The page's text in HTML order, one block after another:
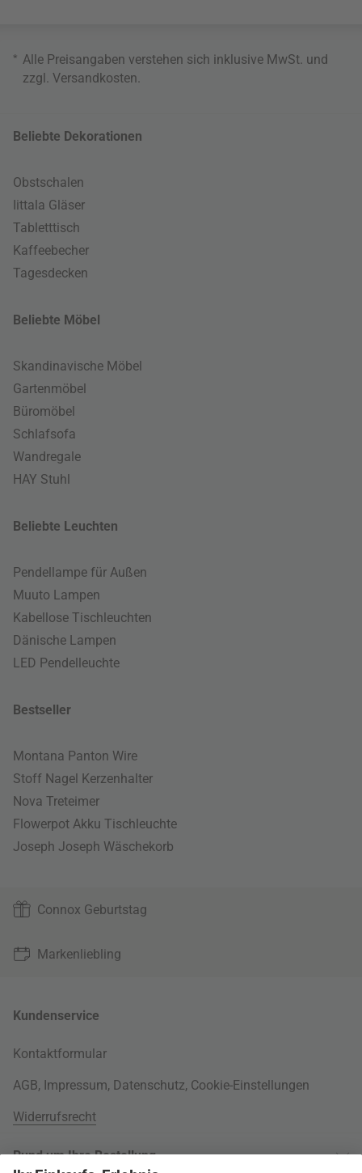
* Alle Preisangaben verstehen sich inklusive MwSt. und
zzgl. Versandkosten.
Beliebte Dekorationen
Obstschalen
Iittala Gläser
Tabletttisch
Kaffeebecher
Tagesdecken
Beliebte Möbel
Skandinavische Möbel
Gartenmöbel
Büromöbel
Schlafsofa
Wandregale
HAY Stuhl
Beliebte Leuchten
Pendellampe für Außen
Muuto Lampen
Kabellose Tischleuchten
Dänische Lampen
LED Pendelleuchte
Bestseller
Montana Panton Wire
Stoff Nagel Kerzenhalter
Nova Treteimer
Flowerpot Akku Tischleuchte
Joseph Joseph Wäschekorb
Connox Geburtstag
Markenliebling
Kundenservice
Kontaktformular
AGB, Impressum, Datenschutz, Cookie-Einstellungen
Widerrufsrecht
Rund um Ihre Bestellung